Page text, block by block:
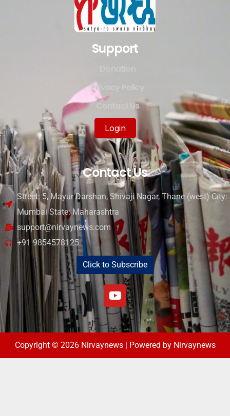
Support
Privacy Policy
Contact Us
Login
Contact Us
Street: 5, Mayur Darshan, Shivaji Nagar, Thane (west) City:
Mumbai State: Maharashtra
support@nirvaynews.com
+91 9854578125
Click to Subscribe
Copyright © 2026 Nirvaynews | Powered by Nirvaynews